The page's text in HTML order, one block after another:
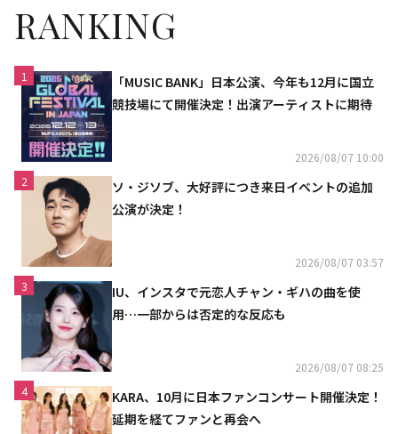
RANKING
1
「MUSIC BANK」日本公演、今年も12月に国立
競技場にて開催決定！出演アーティストに期待
2026/08/07 10:00
2
ソ・ジソブ、大好評につき来日イベントの追加
公演が決定！
2026/08/07 03:57
3
IU、インスタで元恋人チャン・ギハの曲を使
用…一部からは否定的な反応も
2026/08/07 08:25
4
KARA、10月に日本ファンコンサート開催決定！
延期を経てファンと再会へ